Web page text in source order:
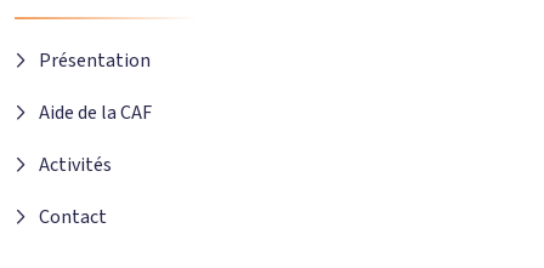
Présentation
Aide de la CAF
Activités
Contact